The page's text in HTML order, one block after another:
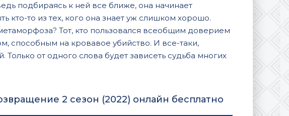
подбираясь к ней все ближе, она начинает
кто-то из тех, кого она знает уж слишком хорошо.
Тот, кто пользовался всеобщим доверием
способным на кровавое убийство. И все-таки,
Только от одного слова будет зависеть судьба многих
2 сезон (2022) онлайн бесплатно